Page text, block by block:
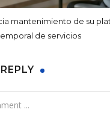
mantenimiento de su
de servicios